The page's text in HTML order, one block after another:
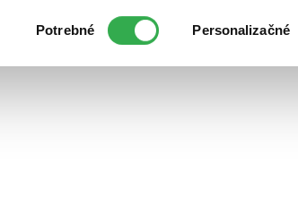
súhlasu
Potrebné Personalizačné